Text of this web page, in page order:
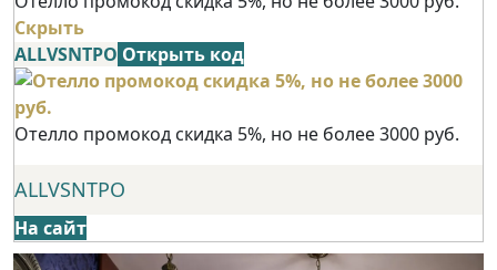
Скрыть
ALLVSNTPO Открыть код
Отелло промокод скидка 5%, но не более 3000 руб.
ALLVSNTPO
На сайт